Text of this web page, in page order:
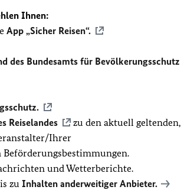
Ihnen:
App „Sicher Reisen“.
des Bundesamts für Bevölkerungsschutz
Reiselandes
zu den aktuell geltenden,
Ihrer
und Wetterberichte.
zu Inhalten anderweitiger Anbieter.